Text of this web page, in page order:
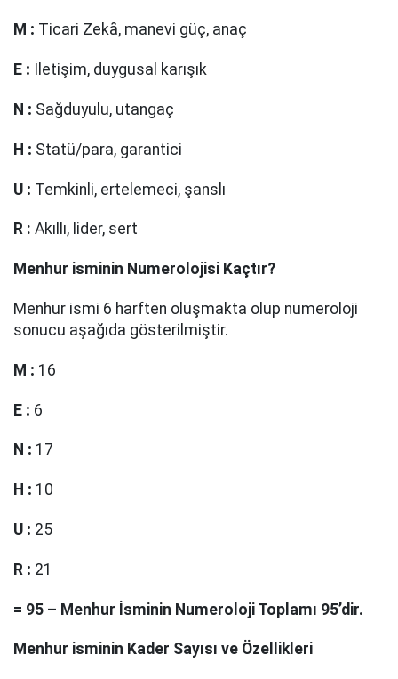
M : Ticari Zekȃ, manevi güç, anaç
E : İletişim, duygusal karışık
N : Sağduyulu, utangaç
H : Statü/para, garantici
U : Temkinli, ertelemeci, şanslı
R : Akıllı, lider, sert
Menhur isminin Numerolojisi Kaçtır?
Menhur ismi 6 harften oluşmakta olup numeroloji
sonucu aşağıda gösterilmiştir.
M : 16
E : 6
N : 17
H : 10
U : 25
R : 21
= 95 – Menhur İsminin Numeroloji Toplamı 95’dir.
Menhur isminin Kader Sayısı ve Özellikleri